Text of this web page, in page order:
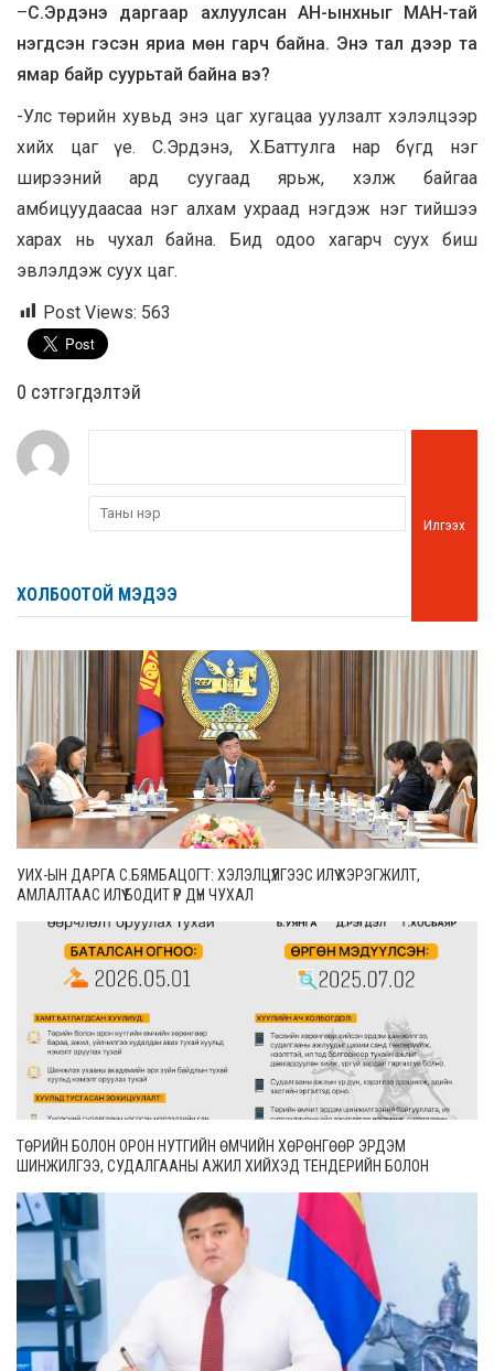
–С.Эрдэнэ даргаар ахлуулсан АН-ынхныг МАН-тай
нэгдсэн гэсэн яриа мөн гарч байна. Энэ тал дээр та
ямар байр суурьтай байна вэ?
-Улс төрийн хувьд энэ цаг хугацаа уулзалт хэлэлцээр
хийх цаг үе. С.Эрдэнэ, Х.Баттулга нар бүгд нэг
ширээний ард суугаад ярьж, хэлж байгаа
амбицуудаасаа нэг алхам ухраад нэгдэж нэг тийшээ
харах нь чухал байна. Бид одоо хагарч суух биш
эвлэлдэж суух цаг.
Post Views: 563
0 cэтгэгдэлтэй
Илгээх
ХОЛБООТОЙ МЭДЭЭ
УИХ-ЫН ДАРГА С.БЯМБАЦОГТ: ХЭЛЭЛЦҮҮЛГЭЭС ИЛҮҮ ХЭРЭГЖИЛТ,
АМЛАЛТААС ИЛҮҮ БОДИТ ҮР ДҮН ЧУХАЛ
ТӨРИЙН БОЛОН ОРОН НУТГИЙН ӨМЧИЙН ХӨРӨНГӨӨР ЭРДЭМ
ШИНЖИЛГЭЭ, СУДАЛГААНЫ АЖИЛ ХИЙХЭД ТЕНДЕРИЙН БОЛОН